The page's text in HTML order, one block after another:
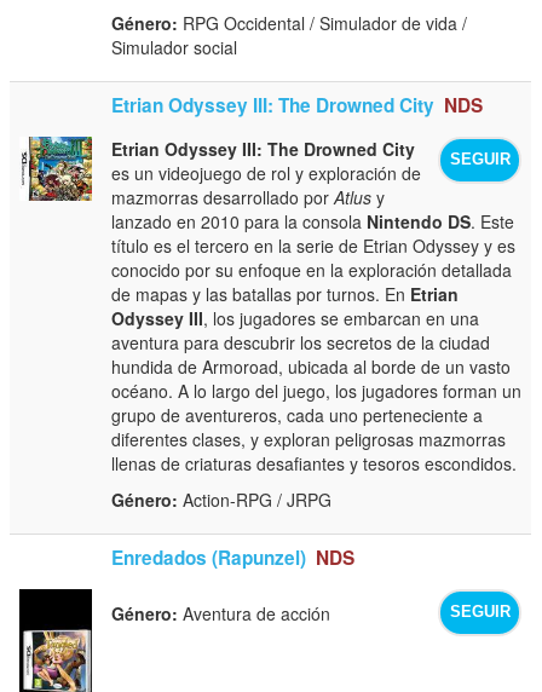
Género: RPG Occidental / Simulador de vida /
Simulador social
Etrian Odyssey III: The Drowned City NDS
SEGUIR
Etrian Odyssey III: The Drowned City
es un videojuego de rol y exploración de
mazmorras desarrollado porAtlus y
lanzado en 2010 para la consola Nintendo DS. Este
título es el tercero en la serie de Etrian Odyssey y es
conocido por su enfoque en la exploración detallada
de mapas y las batallas por turnos. En Etrian
Odyssey III, los jugadores se embarcan en una
aventura para descubrir los secretos de la ciudad
hundida de Armoroad, ubicada al borde de un vasto
océano. A lo largo del juego, los jugadores forman un
grupo de aventureros, cada uno perteneciente a
diferentes clases, y exploran peligrosas mazmorras
llenas de criaturas desafiantes y tesoros escondidos.
Género: Action-RPG / JRPG
Enredados (Rapunzel) NDS
SEGUIR
Género: Aventura de acción